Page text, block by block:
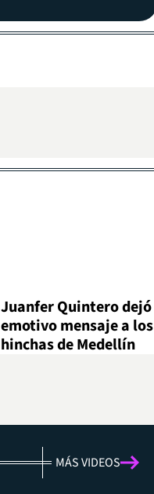
Juanfer Quintero dejó
emotivo mensaje a los
hinchas de Medellín
MÁS VIDEOS